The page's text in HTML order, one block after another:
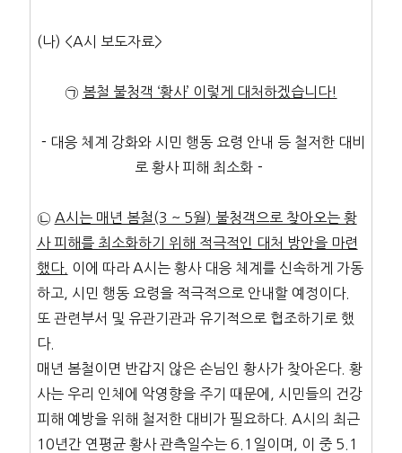
(나) <A시 보도자료>
㉠ 봄철 불청객 ‘황사’ 이렇게 대처하겠습니다!
－대응 체계 강화와 시민 행동 요령 안내 등 철저한 대비
로 황사 피해 최소화－
㉡ A시는 매년 봄철(3 ~ 5월) 불청객으로 찾아오는 황
사 피해를 최소화하기 위해 적극적인 대처 방안을 마련
했다.
이에 따라 A시는 황사 대응 체계를 신속하게 가동
하고, 시민 행동 요령을 적극적으로 안내할 예정이다.
또 관련부서 및 유관기관과 유기적으로 협조하기로 했
다.
매년 봄철이면 반갑지 않은 손님인 황사가 찾아온다. 황
사는 우리 인체에 악영향을 주기 때문에, 시민들의 건강
피해 예방을 위해 철저한 대비가 필요하다. A시의 최근
10년간 연평균 황사 관측일수는 6.1일이며, 이 중 5.1